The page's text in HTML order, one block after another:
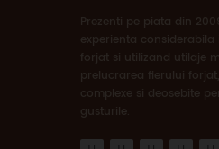
Prezenti pe piata din
experienta
forjat si utilizand utilaje
prelucrarea fierului
complexe si deosebite
gusturile.